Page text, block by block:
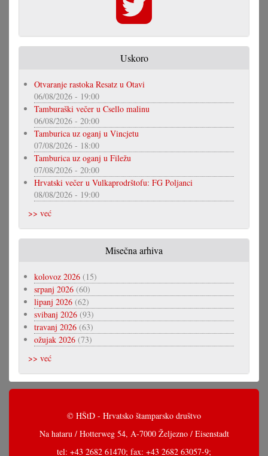
Uskoro
Otvaranje rastoka Resatz u Otavi
06/08/2026 - 19:00
Tamburaški večer u Csello malinu
06/08/2026 - 20:00
Tamburica uz oganj u Vincjetu
07/08/2026 - 18:00
Tamburica uz oganj u Filežu
07/08/2026 - 20:00
Hrvatski večer u Vulkaprodrštofu: FG Poljanci
08/08/2026 - 19:00
>> već
Misečna arhiva
kolovoz 2026 (15)
srpanj 2026 (60)
lipanj 2026 (62)
svibanj 2026 (93)
travanj 2026 (63)
ožujak 2026 (73)
>> već
© HŠtD - Hrvatsko štamparsko društvo
Na hataru / Hotterweg 54, A-7000 Željezno / Eisenstadt
tel: +43 2682 61470; fax: +43 2682 63057-9;